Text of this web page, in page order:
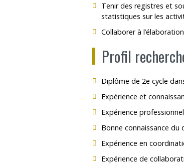
Tenir des registres et
statistiques sur les
Collaborer à
Profil
Diplôme de 2e cycle
Expérience et
Expérience
Bonne connaissance
Expérience en
Expérience de